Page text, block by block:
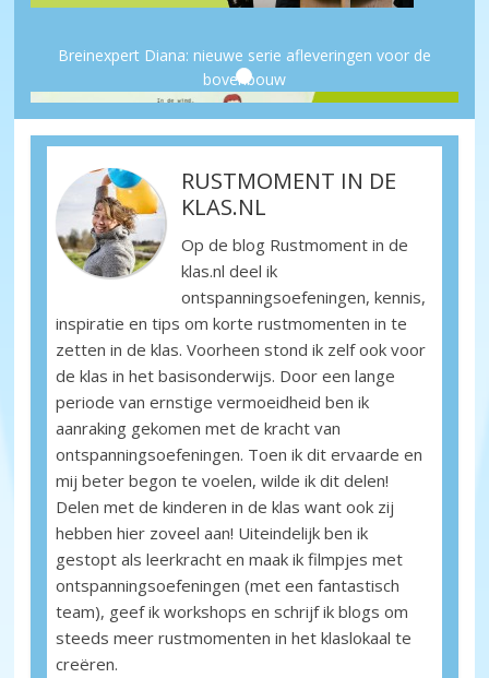
Breinexpert Diana: nieuwe serie afleveringen voor de
bovenbouw
Rustvlinder
Kinderboekenweek en toen 2020 Rustmoment
RUSTMOMENT IN DE
KLAS.NL
Op de blog Rustmoment in de
klas.nl deel ik
ontspanningsoefeningen, kennis,
inspiratie en tips om korte rustmomenten in te
zetten in de klas. Voorheen stond ik zelf ook voor
de klas in het basisonderwijs. Door een lange
periode van ernstige vermoeidheid ben ik
aanraking gekomen met de kracht van
ontspanningsoefeningen. Toen ik dit ervaarde en
mij beter begon te voelen, wilde ik dit delen!
Delen met de kinderen in de klas want ook zij
hebben hier zoveel aan! Uiteindelijk ben ik
gestopt als leerkracht en maak ik filmpjes met
ontspanningsoefeningen (met een fantastisch
team), geef ik workshops en schrijf ik blogs om
steeds meer rustmomenten in het klaslokaal te
creëren.